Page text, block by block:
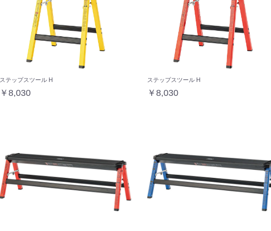
ステップスツール H
￥8,030
ステップスツール H
￥8,030